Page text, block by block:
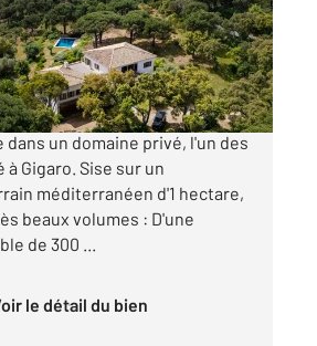
000 €
- Gigaro Magnifique propriété
un domaine privé, l'un des
Gigaro. Sise sur un
méditerranéen d'1 hectare,
beaux volumes : D'une
de 300 ...
Voir le détail du bien